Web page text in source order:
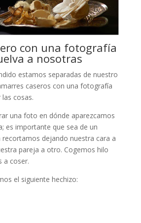
con una fotografía
a nosotras
estamos separadas de nuestro
caseros con una fotografía
cosas.
una foto en dónde aparezcamos
es importante que sea de un
dejando nuestra cara a
pareja a otro. Cogemos hilo
a coser.
el siguiente hechizo: